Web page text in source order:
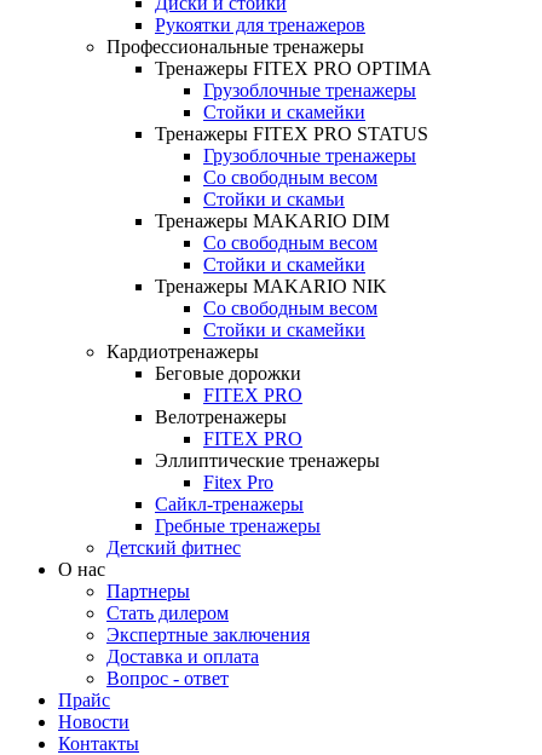
Рукоятки для тренажеров
Профессиональные тренажеры
Тренажеры FITEX PRO OPTIMA
Грузоблочные тренажеры
Стойки и скамейки
Тренажеры FITEX PRO STATUS
Грузоблочные тренажеры
Со свободным весом
Стойки и скамьи
Тренажеры MAKARIO DIM
Со свободным весом
Стойки и скамейки
Тренажеры MAKARIO NIK
Со свободным весом
Стойки и скамейки
Кардиотренажеры
Беговые дорожки
FITEX PRO
Велотренажеры
FITEX PRO
Эллиптические тренажеры
Fitex Pro
Сайкл-тренажеры
Гребные тренажеры
Детский фитнес
О нас
Партнеры
Стать дилером
Экспертные заключения
Доставка и оплата
Вопрос - ответ
Прайс
Новости
Контакты